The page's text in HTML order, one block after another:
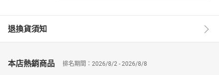
它，現在的我懂得慢下來的美好。」
1981年出生於高雄市，文藻外語學院西班牙語文系畢業，熱愛旅
遊、每年一定會列出必做清單，但卻在多年前罹患了NTM，人生的
退換貨須知
本店熱銷商品 排名期間：2026/8/2 - 2026/8/8